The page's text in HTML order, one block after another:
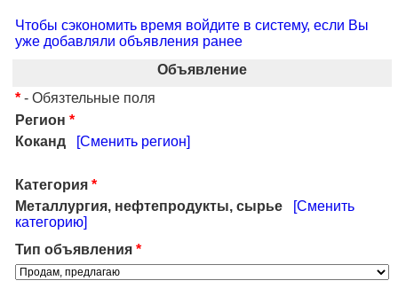
Чтобы сэкономить время войдите в систему, если Вы
уже добавляли объявления ранее
Объявление
* - Обязтельные поля
Регион *
Коканд
[Сменить регион]
Категория *
Металлургия, нефтепродукты, сырье
[Сменить
категорию]
Тип объявления *